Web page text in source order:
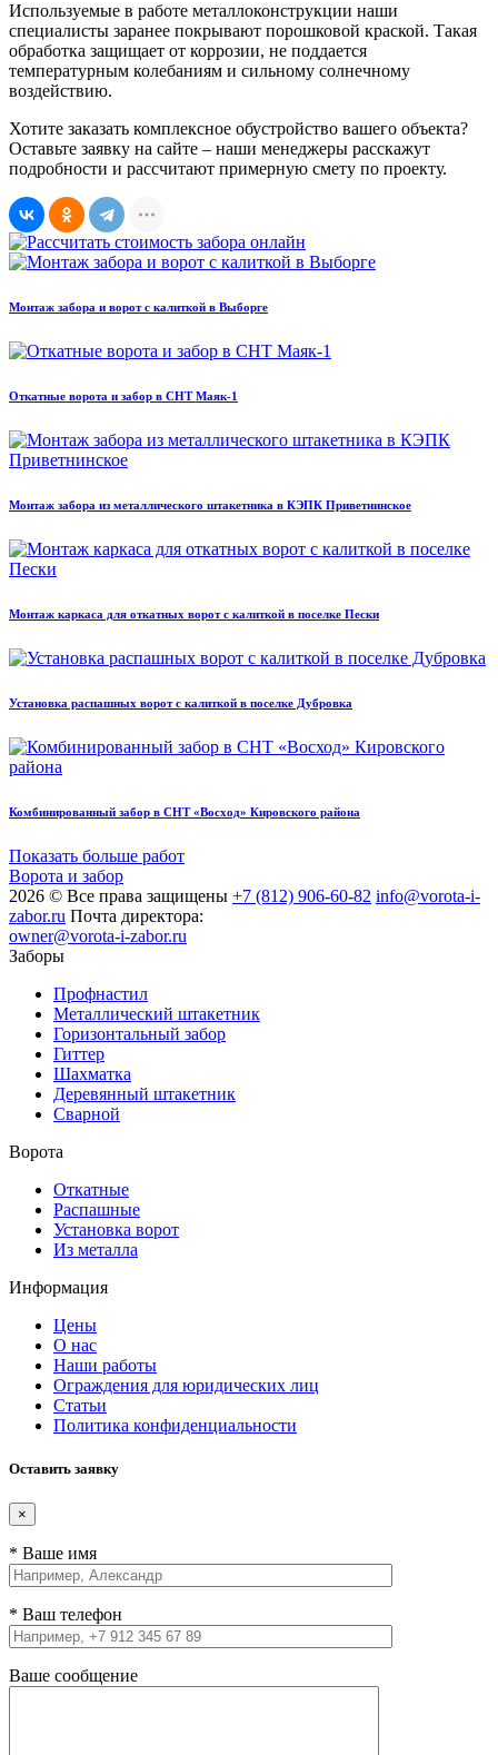
Используемые в работе металлоконструкции наши
специалисты заранее покрывают порошковой краской. Такая
обработка защищает от коррозии, не поддается
температурным колебаниям и сильному солнечному
воздействию.
Хотите заказать комплексное обустройство вашего объекта?
Оставьте заявку на сайте – наши менеджеры расскажут
подробности и рассчитают примерную смету по проекту.
Монтаж забора и ворот с калиткой в Выборге
Откатные ворота и забор в СНТ Маяк-1
Монтаж забора из металлического штакетника в КЭПК Приветнинское
Монтаж каркаса для откатных ворот с калиткой в поселке Пески
Установка распашных ворот с калиткой в поселке Дубровка
Комбинированный забор в СНТ «Восход» Кировского района
Показать больше работ
Ворота и забор
2026 © Все права защищены +7 (812) 906-60-82 info@vorota-i-
zabor.ru Почта директора:
owner@vorota-i-zabor.ru
Заборы
Профнастил
Металлический штакетник
Горизонтальный забор
Гиттер
Шахматка
Деревянный штакетник
Сварной
Ворота
Откатные
Распашные
Установка ворот
Из металла
Информация
Цены
О нас
Наши работы
Ограждения для юридических лиц
Статьи
Политика конфиденциальности
Оставить заявку
×
* Ваше имя
* Ваш телефон
Ваше сообщение